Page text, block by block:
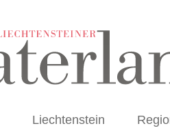
Liechtenstein